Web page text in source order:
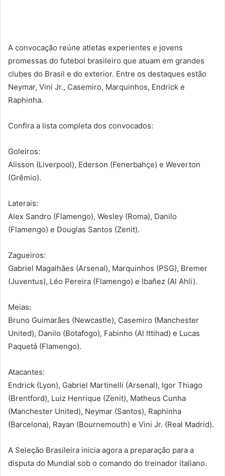
A convocação reúne atletas experientes e jovens
promessas do futebol brasileiro que atuam em grandes
clubes do Brasil e do exterior. Entre os destaques estão
Neymar, Vini Jr., Casemiro, Marquinhos, Endrick e
Raphinha.
Confira a lista completa dos convocados:
Goleiros:
Alisson (Liverpool), Ederson (Fenerbahçe) e Weverton
(Grêmio).
Laterais:
Alex Sandro (Flamengo), Wesley (Roma), Danilo
(Flamengo) e Douglas Santos (Zenit).
Zagueiros:
Gabriel Magalhães (Arsenal), Marquinhos (PSG), Bremer
(Juventus), Léo Pereira (Flamengo) e Ibañez (Al Ahli).
Meias:
Bruno Guimarães (Newcastle), Casemiro (Manchester
United), Danilo (Botafogo), Fabinho (Al Ittihad) e Lucas
Paquetá (Flamengo).
Atacantes:
Endrick (Lyon), Gabriel Martinelli (Arsenal), Igor Thiago
(Brentford), Luiz Henrique (Zenit), Matheus Cunha
(Manchester United), Neymar (Santos), Raphinha
(Barcelona), Rayan (Bournemouth) e Vini Jr. (Real Madrid).
A Seleção Brasileira inicia agora a preparação para a
disputa do Mundial sob o comando do treinador italiano.